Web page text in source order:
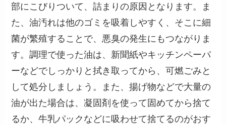
部にこびりついて、詰まりの原因となります。ま
た、油汚れは他のゴミを吸着しやすく、そこに細
菌が繁殖することで、悪臭の発生にもつながりま
す。調理で使った油は、新聞紙やキッチンペーパ
ーなどでしっかりと拭き取ってから、可燃ごみと
して処分しましょう。また、揚げ物などで大量の
油が出た場合は、凝固剤を使って固めてから捨て
るか、牛乳パックなどに吸わせて捨てるのがおす